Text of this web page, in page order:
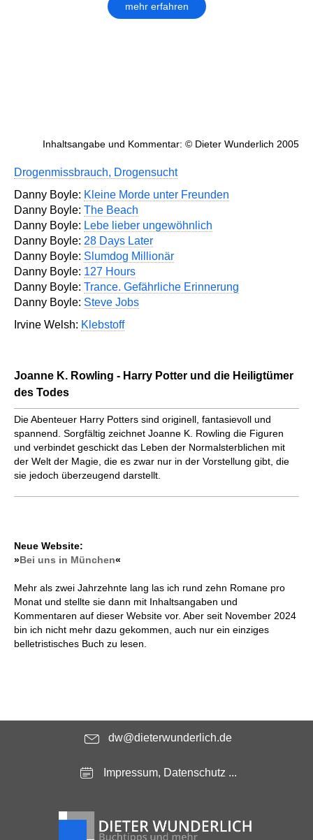
mehr erfahren
Inhaltsangabe und Kommentar: © Dieter Wunderlich 2005
Drogenmissbrauch, Drogensucht
Danny Boyle: Kleine Morde unter Freunden
Danny Boyle: The Beach
Danny Boyle: Lebe lieber ungewöhnlich
Danny Boyle: 28 Days Later
Danny Boyle: Slumdog Millionär
Danny Boyle: 127 Hours
Danny Boyle: Trance. Gefährliche Erinnerung
Danny Boyle: Steve Jobs
Irvine Welsh: Klebstoff
Joanne K. Rowling - Harry Potter und die Heiligtümer
des Todes
Die Abenteuer Harry Potters sind originell, fantasievoll und
spannend. Sorgfältig zeichnet Joanne K. Rowling die Figuren
und verbindet geschickt das Leben der Normalsterblichen mit
der Welt der Magie, die es zwar nur in der Vorstellung gibt, die
sie jedoch überzeugend darstellt.
Neue Website:
»Bei uns in München«
Mehr als zwei Jahrzehnte lang las ich rund zehn Romane pro
Monat und stellte sie dann mit Inhaltsangaben und
Kommentaren auf dieser Website vor. Aber seit November 2024
bin ich nicht mehr dazu gekommen, auch nur ein einziges
belletristisches Buch zu lesen.
dw@dieterwunderlich.de
Impressum, Datenschutz ...